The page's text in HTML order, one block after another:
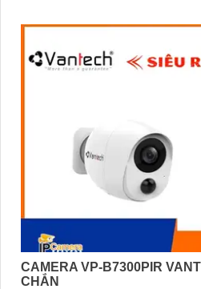
CAMERA VP-B7300PIR
CHẮN